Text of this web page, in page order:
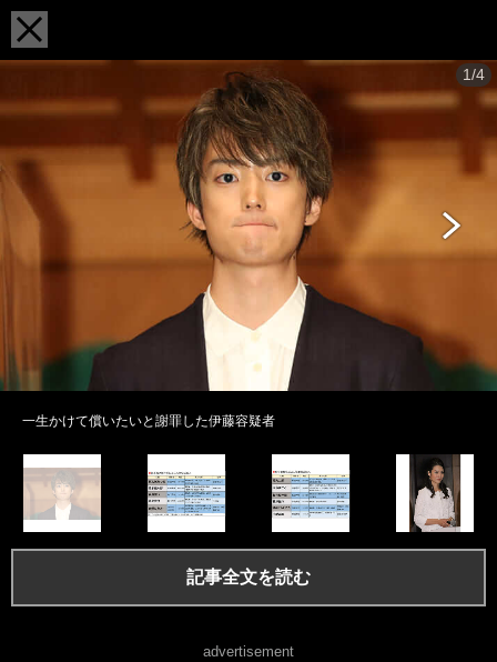
1/4
一生かけて償いたいと謝罪した伊藤容疑者
記事全文を読む
advertisement